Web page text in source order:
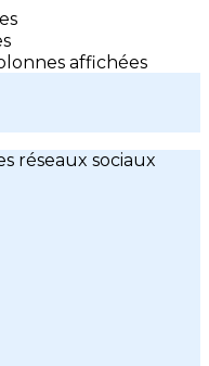
affichées
réseaux sociaux